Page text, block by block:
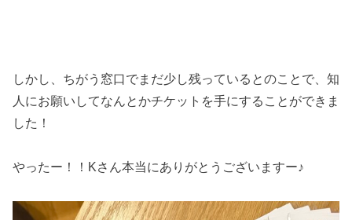
しかし、ちがう窓口でまだ少し残っているとのことで、知
人にお願いしてなんとかチケットを手にすることができま
した！
やったー！！Kさん本当にありがとうございますー♪